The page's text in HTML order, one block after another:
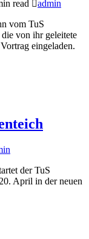
read
admin
vom TuS
von ihr geleitete
eingeladen.
der TuS
April in der neuen